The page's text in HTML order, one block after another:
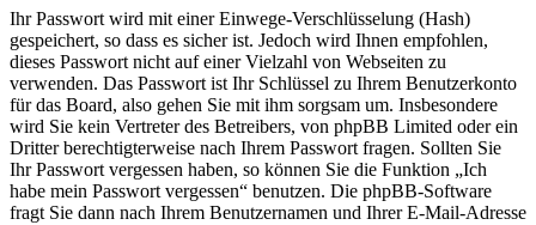
Ihr Passwort wird mit einer Einwege-Verschlüsselung (Hash)
gespeichert, so dass es sicher ist. Jedoch wird Ihnen empfohlen,
dieses Passwort nicht auf einer Vielzahl von Webseiten zu
verwenden. Das Passwort ist Ihr Schlüssel zu Ihrem Benutzerkonto
für das Board, also gehen Sie mit ihm sorgsam um. Insbesondere
wird Sie kein Vertreter des Betreibers, von phpBB Limited oder ein
Dritter berechtigterweise nach Ihrem Passwort fragen. Sollten Sie
Ihr Passwort vergessen haben, so können Sie die Funktion „Ich
habe mein Passwort vergessen“ benutzen. Die phpBB-Software
fragt Sie dann nach Ihrem Benutzernamen und Ihrer E-Mail-Adresse